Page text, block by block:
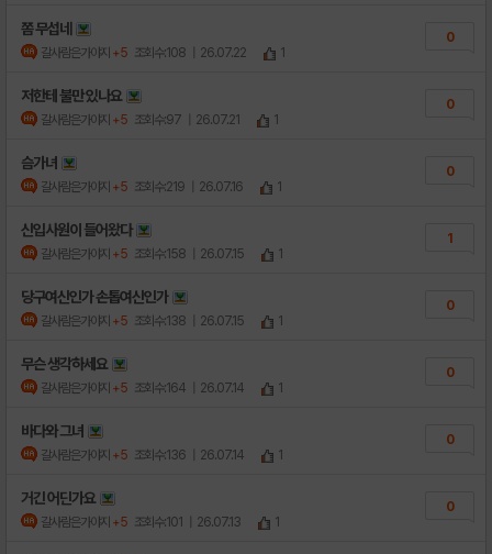
쫌 무섭네
갈사람은가야지 +5 조회수:108 | 26.07.22 1
0
저한테 불만 있나요
갈사람은가야지 +5 조회수:97 | 26.07.21 1
0
슴가녀
갈사람은가야지 +5 조회수:219 | 26.07.16 1
0
신입사원이 들어왔다
갈사람은가야지 +5 조회수:158 | 26.07.15 1
1
당구여신인가 손톱여신인가
갈사람은가야지 +5 조회수:138 | 26.07.15 1
0
무슨 생각하세요
갈사람은가야지 +5 조회수:164 | 26.07.14 1
0
바다와 그녀
갈사람은가야지 +5 조회수:136 | 26.07.14 1
0
거긴 어딘가요
갈사람은가야지 +5 조회수:101 | 26.07.13 1
0